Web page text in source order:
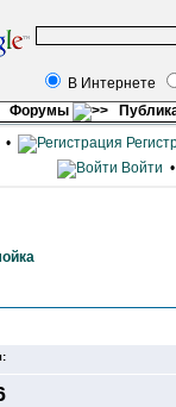
В Интернете
Форумы
Войти •